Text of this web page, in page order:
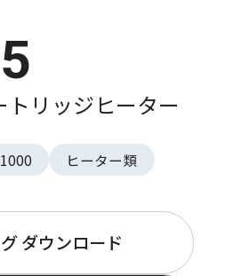
トリッジヒーター
ヒーター類
ダウンロード